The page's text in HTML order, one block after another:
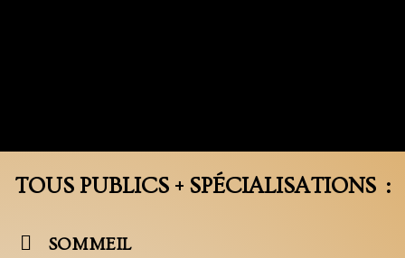
TOUS PUBLICS + SPÉCIALISATIONS :
SOMMEIL